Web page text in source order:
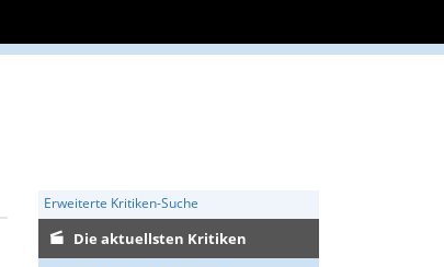
Erweiterte Kritiken-Suche
Die aktuellsten Kritiken